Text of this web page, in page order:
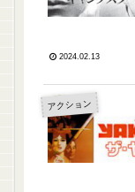
2024.02.13
アクション